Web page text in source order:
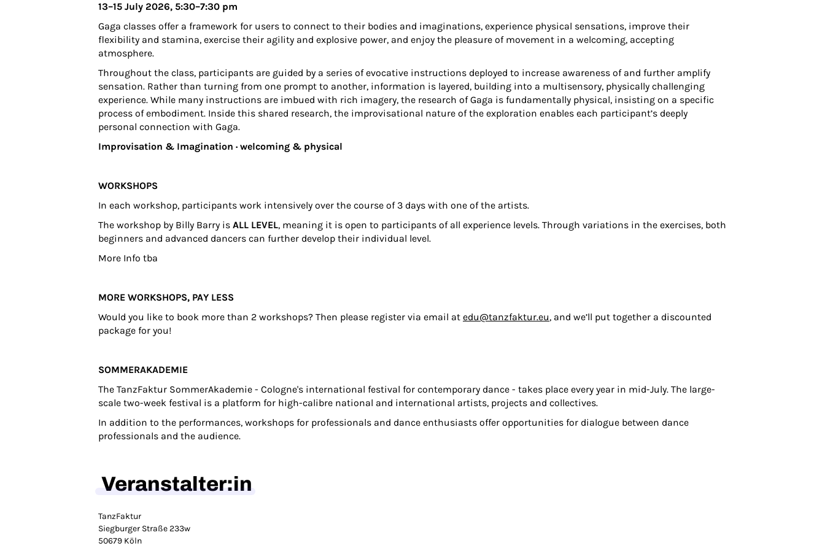
13–15 July 2026, 5:30–7:30 pm
Gaga classes offer a framework for users to connect to their bodies and imaginations, experience physical sensations, improve their
flexibility and stamina, exercise their agility and explosive power, and enjoy the pleasure of movement in a welcoming, accepting
atmosphere.
Throughout the class, participants are guided by a series of evocative instructions deployed to increase awareness of and further amplify
sensation. Rather than turning from one prompt to another, information is layered, building into a multisensory, physically challenging
experience. While many instructions are imbued with rich imagery, the research of Gaga is fundamentally physical, insisting on a specific
process of embodiment. Inside this shared research, the improvisational nature of the exploration enables each participant’s deeply
personal connection with Gaga.
Improvisation & Imagination · welcoming & physical
WORKSHOPS
In each workshop, participants work intensively over the course of 3 days with one of the artists.
The workshop by Billy Barry is ALL LEVEL, meaning it is open to participants of all experience levels. Through variations in the exercises, both
beginners and advanced dancers can further develop their individual level.
More Info tba
MORE WORKSHOPS, PAY LESS
Would you like to book more than 2 workshops? Then please register via email at edu@tanzfaktur.eu, and we’ll put together a discounted
package for you!
SOMMERAKADEMIE
The TanzFaktur SommerAkademie - Cologne's international festival for contemporary dance - takes place every year in mid-July. The large-
scale two-week festival is a platform for high-calibre national and international artists, projects and collectives.
In addition to the performances, workshops for professionals and dance enthusiasts offer opportunities for dialogue between dance
professionals and the audience.
Veranstalter:in
TanzFaktur
Siegburger Straße 233w
50679 Köln